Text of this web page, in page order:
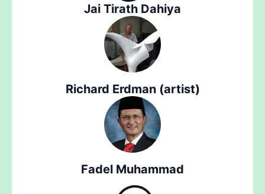
Jai Tirath Dahiya
Richard Erdman (artist)
Fadel Muhammad